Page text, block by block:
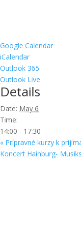
Google Calendar
iCalendar
Outlook 365
Outlook Live
Details
Date: May 6
Time:
14:00 - 17:30
« Prípravné kurzy k
Koncert Hainburg-